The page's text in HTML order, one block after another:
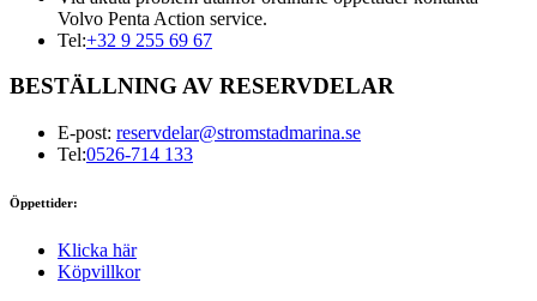
Volvo Penta Action service.
Tel:+32 9 255 69 67
BESTÄLLNING AV RESERVDELAR
E-post: reservdelar@stromstadmarina.se
Tel:0526-714 133
Öppettider:
Klicka här
Köpvillkor